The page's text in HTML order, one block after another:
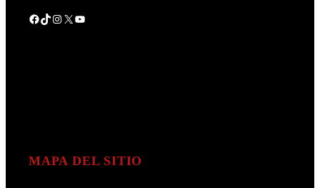
Facebook
TikTok
Instagram
X YouTube
MAPA DEL SITIO